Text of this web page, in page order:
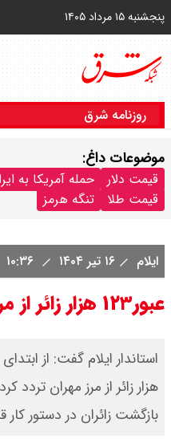
پنجشنبه ۱۵ مرداد ۱۴۰۵
روزنامه شرق
موضوعات داغ:
قیمت دلار حمله آمریکا به
قیمت طلا
تنگه هرمز
ایلام ۱۶ تیر ۱۴۰۴
عبور۱۲۳ هزار زائر از مرز مهران
هزار زائر از مرز مهران تردد
بازگشت زائران در دستور کار